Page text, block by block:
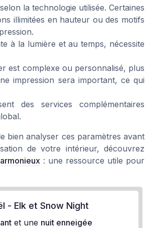
la technologie utilisée. Certaines
illimitées en hauteur ou des motifs
à la lumière et au temps, nécessite
est complexe ou personnalisé, plus
impression sera important, ce qui
des services complémentaires
bien analyser ces paramètres avant
de votre intérieur, découvrez
: une ressource utile pour
- Elk et Snow Night
et une nuit enneigée